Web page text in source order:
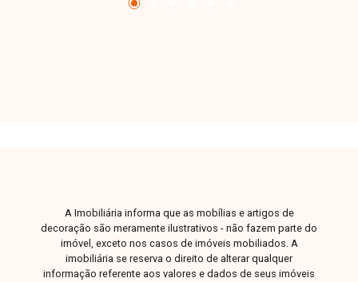
ambientes amplos e bem distribuídos, ideal
A Imobiliária informa que as mobílias e artigos de
decoração são meramente ilustrativos - não fazem parte do
imóvel, exceto nos casos de imóveis mobiliados. A
imobiliária se reserva o direito de alterar qualquer
informação referente aos valores e dados de seus imóveis